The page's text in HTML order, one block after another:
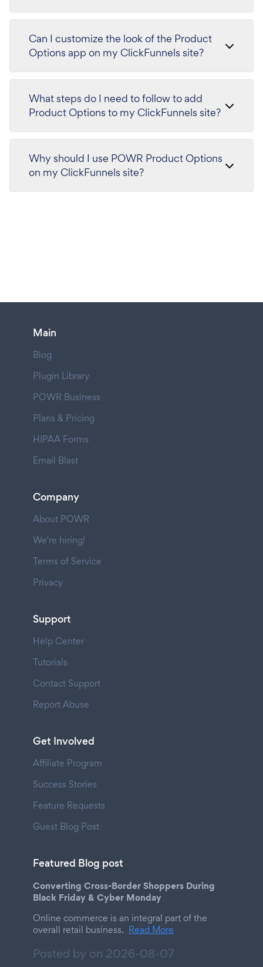
Can I customize the look of the Product
Options app on my ClickFunnels site?
What steps do I need to follow to add
Product Options to my ClickFunnels site?
Why should I use POWR Product Options
on my ClickFunnels site?
Main
Blog
Plugin Library
POWR Business
Plans & Pricing
HIPAA Forms
Email Blast
Company
About POWR
We're hiring!
Terms of Service
Privacy
Support
Help Center
Tutorials
Contact Support
Report Abuse
Get Involved
Affiliate Program
Success Stories
Feature Requests
Guest Blog Post
Featured Blog post
Converting Cross-Border Shoppers During
Black Friday & Cyber Monday
Online commerce is an integral part of the
overall retail business. Read More
Posted by on 2026-08-07